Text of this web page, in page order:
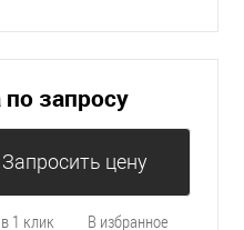
запросу
Запросить цену
1 клик
В избранное